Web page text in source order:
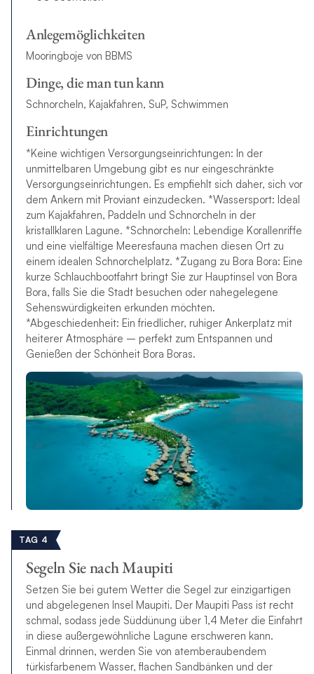
Anlegemöglichkeiten
Mooringboje von BBMS
Dinge, die man tun kann
Schnorcheln, Kajakfahren, SuP, Schwimmen
Einrichtungen
*Keine wichtigen Versorgungseinrichtungen: In der
unmittelbaren Umgebung gibt es nur eingeschränkte
Versorgungseinrichtungen. Es empfiehlt sich daher, sich vor
dem Ankern mit Proviant einzudecken. *Wassersport: Ideal
zum Kajakfahren, Paddeln und Schnorcheln in der
kristallklaren Lagune. *Schnorcheln: Lebendige Korallenriffe
und eine vielfältige Meeresfauna machen diesen Ort zu
einem idealen Schnorchelplatz. *Zugang zu Bora Bora: Eine
kurze Schlauchbootfahrt bringt Sie zur Hauptinsel von Bora
Bora, falls Sie die Stadt besuchen oder nahegelegene
Sehenswürdigkeiten erkunden möchten.
*Abgeschiedenheit: Ein friedlicher, ruhiger Ankerplatz mit
heiterer Atmosphäre – perfekt zum Entspannen und
Genießen der Schönheit Bora Boras.
TAG 4
Segeln Sie nach Maupiti
Setzen Sie bei gutem Wetter die Segel zur einzigartigen
und abgelegenen Insel Maupiti. Der Maupiti Pass ist recht
schmal, sodass jede Süddünung über 1,4 Meter die Einfahrt
in diese außergewöhnliche Lagune erschweren kann.
Einmal drinnen, werden Sie von atemberaubendem
türkisfarbenem Wasser, flachen Sandbänken und der